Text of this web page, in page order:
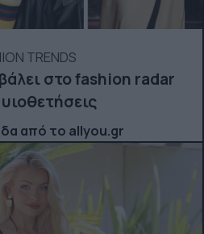
TRENDS
στο fashion radar
από το allyou.gr